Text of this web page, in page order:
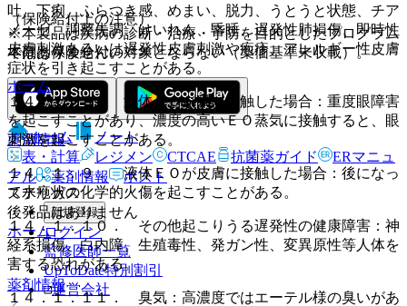
（保険給付上の注意）
本剤は保険給付の対象とならない（薬価基準未収載）。
ホーム
薬剤情報
ステリガス
後発品はありません
ホーム
薬剤情報
吐、下痢、ふらつき感、めまい、脱力、うとうと状態、チア
ノーゼ、調整失調、けいれん、昏睡、遅発性肺損傷、即時性
皮膚刺激あるいは遅発性皮膚刺激や疱疹、アレルギー性皮膚
症状を引き起こすことがある。
１４．１．８． 液体ＥＯが眼に接触した場合：重度眼障害
を起こすことがあり、濃度の高いＥＯ蒸気に接触すると、眼
刺激を起こすことがある。
１４．１．９． 液体ＥＯが皮膚に接触した場合：後になっ
て水疱状の化学的火傷を起こすことがある。
１４．１．１０． その他起こりうる遅発性の健康障害：神
経系損傷、白内障、生殖毒性、発ガン性、変異原性等人体を
害する恐れがある。
１４．１．１１． 臭気：高濃度ではエーテル様の臭いがあ
※本製品は疾病の診断・治療・予防を目的としたプログラム
ではありません。
ホーム
ノート
表・計算
レジメン CTCAE 抗菌薬ガイド
ERマニュ
アル
薬剤情報 ポスト
新規登録
ログイン
監修医師一覧
UpToDate特別割引
運営会社